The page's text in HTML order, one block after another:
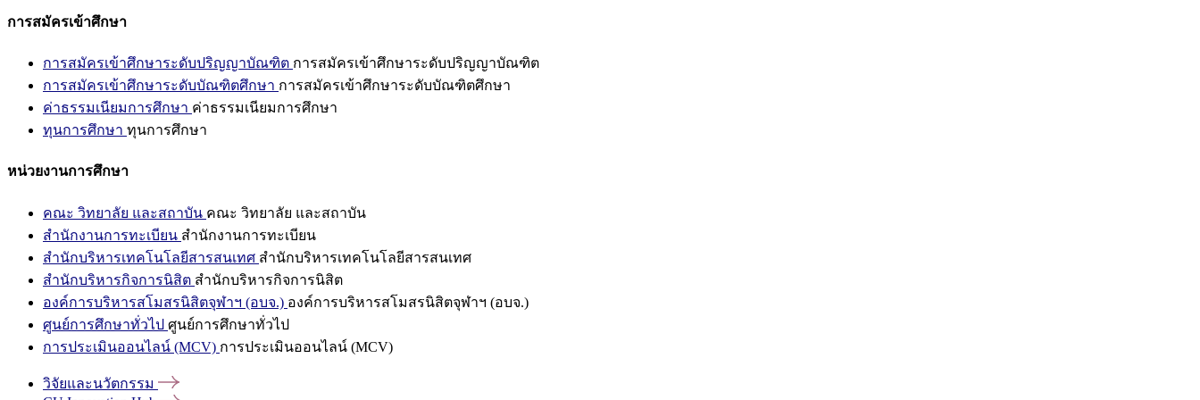
การสมัครเข้าศึกษา
การสมัครเข้าศึกษาระดับปริญญาบัณฑิต การสมัครเข้าศึกษาระดับปริญญาบัณฑิต
การสมัครเข้าศึกษาระดับบัณฑิตศึกษา การสมัครเข้าศึกษาระดับบัณฑิตศึกษา
ค่าธรรมเนียมการศึกษา ค่าธรรมเนียมการศึกษา
ทุนการศึกษา ทุนการศึกษา
หน่วยงานการศึกษา
คณะ วิทยาลัย และสถาบัน คณะ วิทยาลัย และสถาบัน
สำนักงานการทะเบียน สำนักงานการทะเบียน
สำนักบริหารเทคโนโลยีสารสนเทศ สำนักบริหารเทคโนโลยีสารสนเทศ
สำนักบริหารกิจการนิสิต สำนักบริหารกิจการนิสิต
องค์การบริหารสโมสรนิสิตจุฬาฯ (อบจ.) องค์การบริหารสโมสรนิสิตจุฬาฯ (อบจ.)
ศูนย์การศึกษาทั่วไป ศูนย์การศึกษาทั่วไป
การประเมินออนไลน์ (MCV) การประเมินออนไลน์ (MCV)
วิจัยและนวัตกรรม